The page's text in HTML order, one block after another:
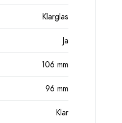
Klarglas
Ja
106 mm
96 mm
Klar